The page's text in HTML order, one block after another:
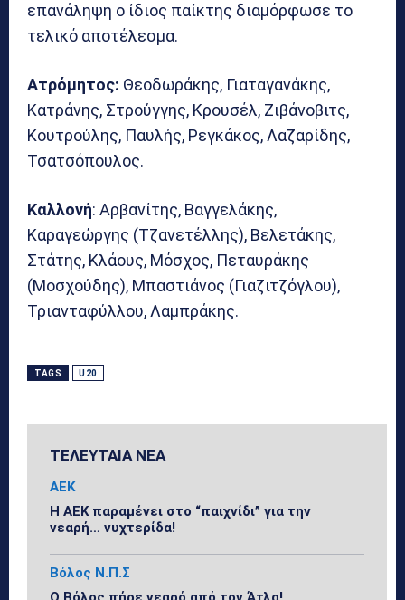
επανάληψη ο ίδιος παίκτης διαμόρφωσε το
τελικό αποτέλεσμα.
Ατρόμητος: Θεοδωράκης, Γιαταγανάκης,
Κατράνης, Στρούγγης, Κρουσέλ, Ζιβάνοβιτς,
Κουτρούλης, Παυλής, Ρεγκάκος, Λαζαρίδης,
Τσατσόπουλος.
Καλλονή: Αρβανίτης, Βαγγελάκης,
Καραγεώργης (Τζανετέλλης), Βελετάκης,
Στάτης, Κλάους, Μόσχος, Πεταυράκης
(Μοσχούδης), Μπαστιάνος (Γιαζιτζόγλου),
Τριανταφύλλου, Λαμπράκης.
TAGS U20
ΤΕΛΕΥΤΑΙΑ ΝΕΑ
ΑΕΚ
Η ΑΕΚ παραμένει στο “παιχνίδι” για την
νεαρή… νυχτερίδα!
Βόλος Ν.Π.Σ